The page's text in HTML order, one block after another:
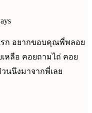
รก อยากขอบคุณพี่พลอย
หลือ คอยถามไถ่ คอย
นนึงมาจากพี่เลย